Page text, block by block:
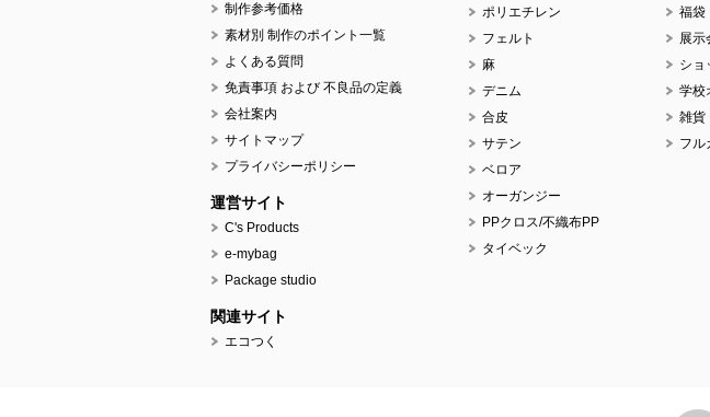
制作参考価格
素材別 制作のポイント一覧
よくある質問
免責事項 および 不良品の定義
会社案内
サイトマップ
プライバシーポリシー
運営サイト
C's Products
e-mybag
Package studio
関連サイト
エコつく
ポリエチレン
フェルト
麻
デニム
合皮
サテン
ベロア
オーガンジー
PPクロス/不織布PP
タイベック
福袋
展示
ショ
学校
雑貨
フル